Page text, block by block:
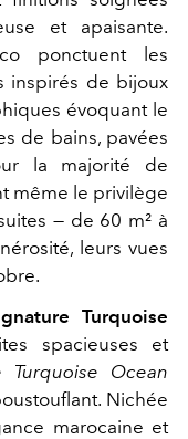
et apaisante.
ponctuent les
inspirés de bijoux
évoquant le
de bains, pavées
la majorité de
même le privilège
— de 60 m² à
leurs vues
Turquoise
spacieuses et
Turquoise Ocean
Nichée
marocaine et